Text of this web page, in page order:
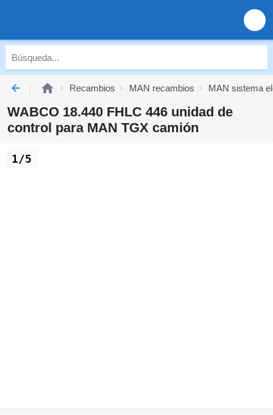
Recambios MAN recambios MAN sistema
WABCO 18.440 FHLC 446 unidad de
control para MAN TGX camión
1/5